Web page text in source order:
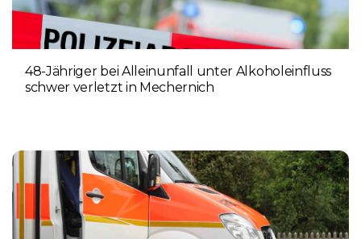
48-Jähriger bei Alleinunfall unter Alkoholeinfluss
schwer verletzt in Mechernich